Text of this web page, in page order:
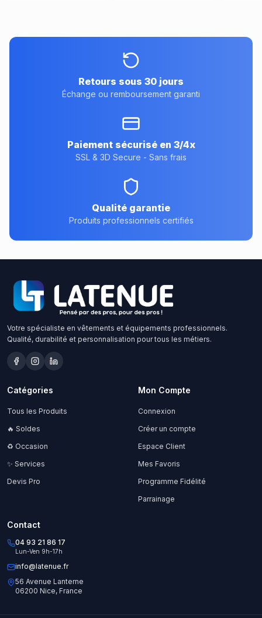
Retours sous 30 jours
Échange ou remboursement garanti
Paiement sécurisé en 3/4x
SSL & 3D Secure - Sans frais
Qualité garantie
Produits professionnels certifiés
Votre spécialiste en vêtements et équipements professionnels.
Qualité, durabilité et personnalisation pour tous les métiers.
Catégories
Tous les Produits
🔥 Soldes
♻️ Occasion
✨ Services
Devis Pro
Mon Compte
Connexion
Créer un compte
Espace Client
Mes Favoris
Programme Fidélité
Parrainage
Contact
04 93 21 86 17
Lun-Ven 9h-17h
info@latenue.fr
56 Avenue Lanterne
06200 Nice, France